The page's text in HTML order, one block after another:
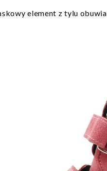
element z tylu obuwia